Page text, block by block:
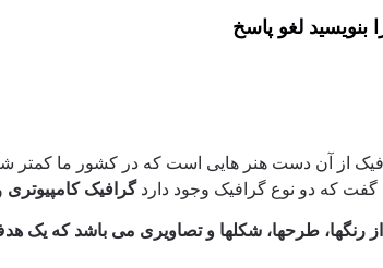
بنویسید لغو پاسخ
از آن دست هنر هایی است که در کشور ما کمتر
گفت که دو نوع گرافیک وجود داردگرافیک کامپیوتری
رنگها، طرحها، شکلها و تصاویری می باشد که یک